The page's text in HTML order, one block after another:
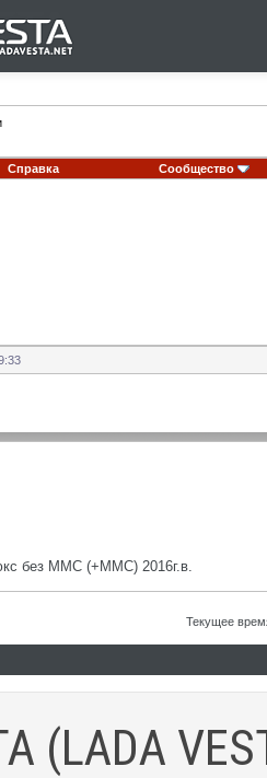
Справка Сообщество
без ММС (+ММС) 2016г.в.
Текущее
(LADA